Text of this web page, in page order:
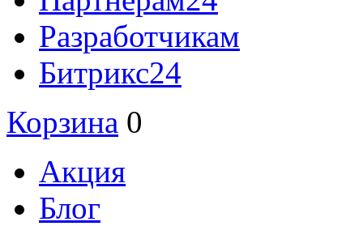
Разработчикам
Битрикс24
Корзина 0
Акция
Блог